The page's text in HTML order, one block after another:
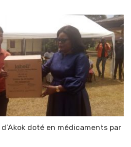
doté en médicaments par